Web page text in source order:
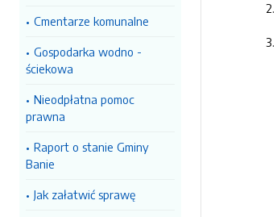
Cmentarze komunalne
Gospodarka wodno -
ściekowa
Nieodpłatna pomoc
prawna
Raport o stanie Gminy
Banie
Jak załatwić sprawę